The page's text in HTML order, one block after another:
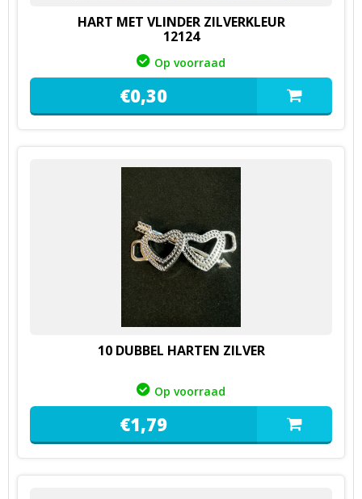
HART MET VLINDER ZILVERKLEUR
12124
Op voorraad
€0,30
10 DUBBEL HARTEN ZILVER
Op voorraad
€1,79